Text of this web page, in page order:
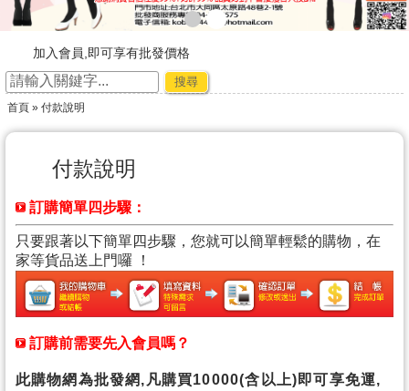
加入會員,即可享有批發價格
新官網，購物好輕鬆
☆ ★~廠商合作-專利技術~☆ ★
★★年節出貨公告★★
搜尋
首頁» 付款說明
付款說明
訂購簡單四步驟：
只要跟著以下簡單四步驟，您就可以簡單輕鬆的購物，在
家等貨品送上門囉 ！
訂購前需要先入會員嗎？
此購物網為批發網,凡購買10000(含以上)即可享免運,